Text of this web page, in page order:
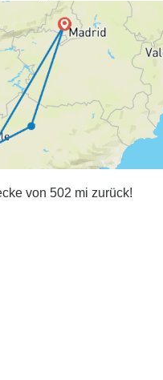
von 502 mi zurück!